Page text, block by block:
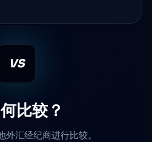
VS
比较？
外汇经纪商进行比较。